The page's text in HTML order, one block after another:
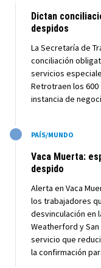
Dictan
despidos
La Secretaría de
conciliación
servicios
Retrotraen los
instancia de
PAÍS/MUNDO
Vaca Muerta:
despido
Alerta en Vaca
los trabajadores
desvinculación en
Weatherford y
servicio que
la confirmación